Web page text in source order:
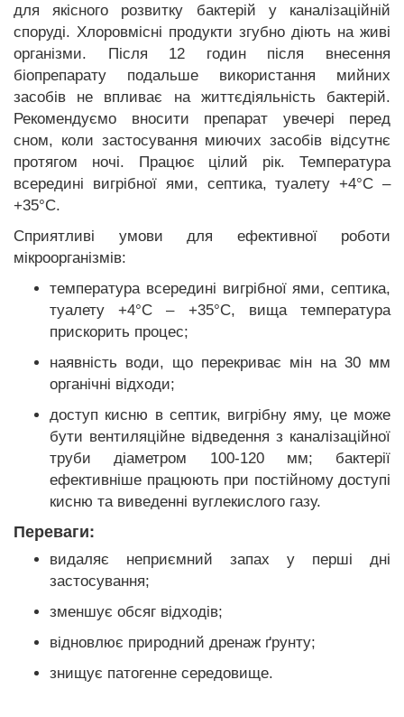
для якісного розвитку бактерій у каналізаційній
споруді. Хлоровмісні продукти згубно діють на живі
організми. Після 12 годин після внесення
біопрепарату подальше використання мийних
засобів не впливає на життєдіяльність бактерій.
Рекомендуємо вносити препарат увечері перед
сном, коли застосування миючих засобів відсутнє
протягом ночі. Працює цілий рік. Температура
всередині вигрібної ями, септика, туалету +4°С –
+35°С.
Сприятливі умови для ефективної роботи
мікроорганізмів:
температура всередині вигрібної ями, септика,
туалету +4°С – +35°С, вища температура
прискорить процес;
наявність води, що перекриває мін на 30 мм
органічні відходи;
доступ кисню в септик, вигрібну яму, це може
бути вентиляційне відведення з каналізаційної
труби діаметром 100-120 мм; бактерії
ефективніше працюють при постійному доступі
кисню та виведенні вуглекислого газу.
Переваги:
видаляє неприємний запах у перші дні
застосування;
зменшує обсяг відходів;
відновлює природний дренаж ґрунту;
знищує патогенне середовище.